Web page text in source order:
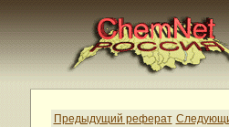
Предыдущий реферат